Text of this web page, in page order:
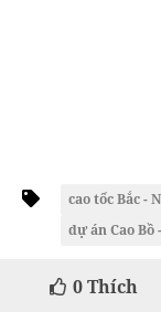
cao tốc Bắc -
dự án Cao Bồ
0Thích